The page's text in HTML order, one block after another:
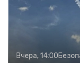
Вчера, 14:00